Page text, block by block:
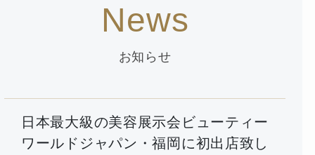
News
お知らせ
日本最大級の美容展示会ビューティー
ワールドジャパン・福岡に初出店致し